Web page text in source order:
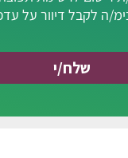
ה לקבל דיוור על